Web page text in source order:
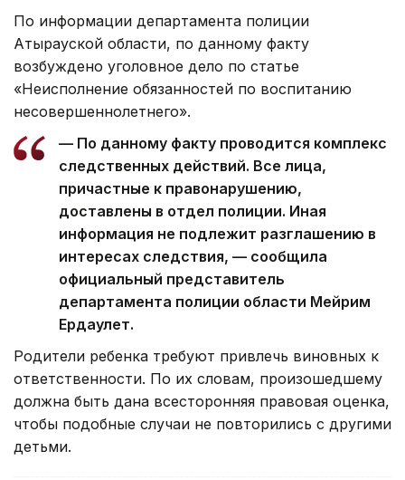
По информации департамента полиции
Атырауской области, по данному факту
возбуждено уголовное дело по статье
«Неисполнение обязанностей по воспитанию
несовершеннолетнего».
— По данному факту проводится комплекс
следственных действий. Все лица,
причастные к правонарушению,
доставлены в отдел полиции. Иная
информация не подлежит разглашению в
интересах следствия, — сообщила
официальный представитель
департамента полиции области Мейрим
Ердаулет.
Родители ребенка требуют привлечь виновных к
ответственности. По их словам, произошедшему
должна быть дана всесторонняя правовая оценка,
чтобы подобные случаи не повторились с другими
детьми.